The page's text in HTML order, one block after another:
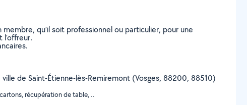
qu’il soit professionnel ou particulier, pour une
de Saint-Étienne-lès-Remiremont (Vosges, 88200, 88510)
récupération de table, ..